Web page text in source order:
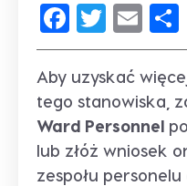
Facebook
Twitter
Aby uzyskać
tego stanowiska,
Ward Personnel
lub złóż wniosek
zespołu